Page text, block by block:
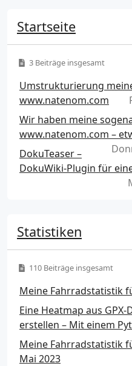
Startseite
3 Beiträge insgesamt
Umstrukturierung
www.natenom.com
Wir haben meine
www.natenom.com –
DokuTeaser –
DokuWiki-Plugin für
Statistiken
110 Beiträge insgesamt
Meine Fahrradstatistik
Eine Heatmap aus GPX-
erstellen – Mit einem
Meine Fahrradstatistik
Mai 2023